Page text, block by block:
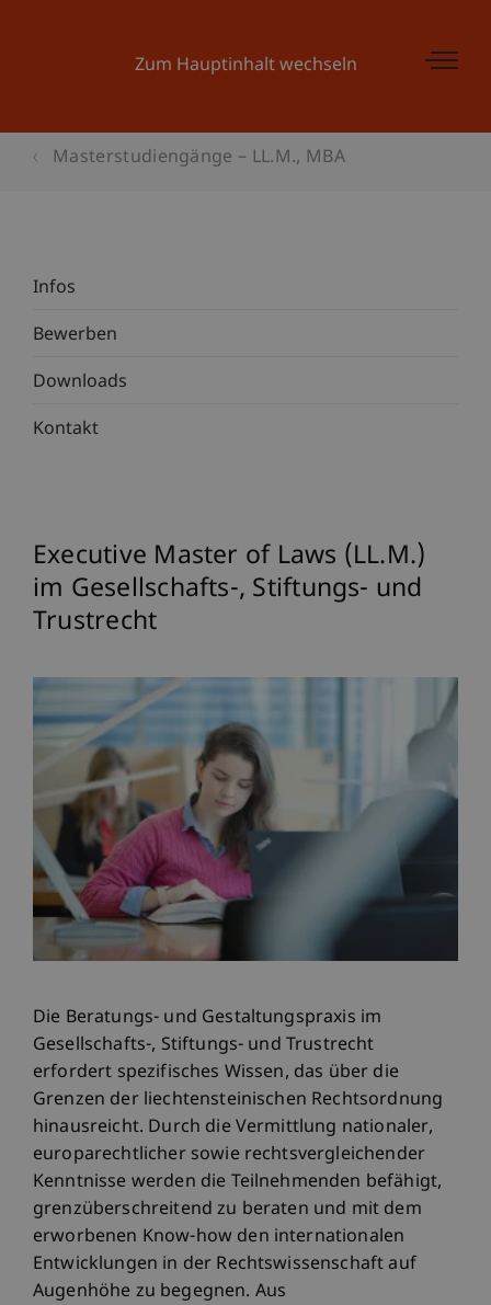
Zum Hauptinhalt wechseln
Masterstudiengänge – LL.M., MBA
Infos
Bewerben
Downloads
Kontakt
Executive Master of Laws (LL.M.)
im Gesellschafts-, Stiftungs- und
Trustrecht
Die Beratungs- und Gestaltungspraxis im
Gesellschafts-, Stiftungs- und Trustrecht
erfordert spezifisches Wissen, das über die
Grenzen der liechtensteinischen Rechtsordnung
hinausreicht. Durch die Vermittlung nationaler,
europarechtlicher sowie rechtsvergleichender
Kenntnisse werden die Teilnehmenden befähigt,
grenzüberschreitend zu beraten und mit dem
erworbenen Know-how den internationalen
Entwicklungen in der Rechtswissenschaft auf
Augenhöhe zu begegnen. Aus